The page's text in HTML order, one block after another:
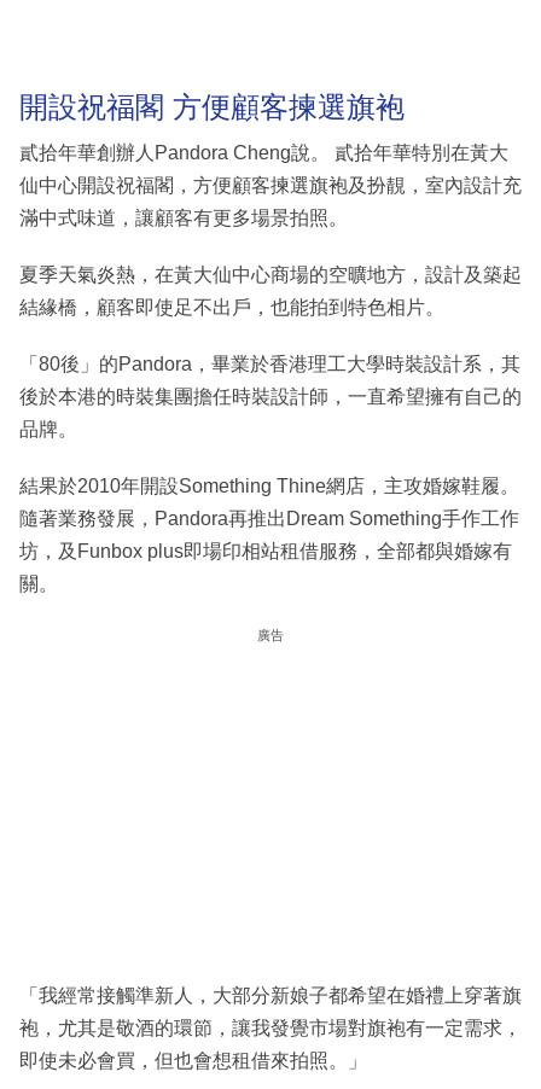
開設祝福閣 方便顧客揀選旗袍
貳拾年華創辦人Pandora Cheng說。 貳拾年華特別在黃大
仙中心開設祝福閣，方便顧客揀選旗袍及扮靚，室內設計充
滿中式味道，讓顧客有更多場景拍照。
夏季天氣炎熱，在黃大仙中心商場的空曠地方，設計及築起
結緣橋，顧客即使足不出戶，也能拍到特色相片。
「80後」的Pandora，畢業於香港理工大學時裝設計系，其
後於本港的時裝集團擔任時裝設計師，一直希望擁有自己的
品牌。
結果於2010年開設Something Thine網店，主攻婚嫁鞋履。
隨著業務發展，Pandora再推出Dream Something手作工作
坊，及Funbox plus即場印相站租借服務，全部都與婚嫁有
關。
廣告
「我經常接觸準新人，大部分新娘子都希望在婚禮上穿著旗
袍，尤其是敬酒的環節，讓我發覺市場對旗袍有一定需求，
即使未必會買，但也會想租借來拍照。」